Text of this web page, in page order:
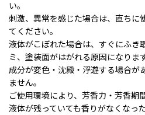
い。
刺激、異常を感じた場合は、直ちに
てください。
液体がこぼれた場合は、すぐにふき
ミ、塗装面がはがれる原因になります
成分が変色・沈殿・浮遊する場合が
ません。
ご使用環境により、芳香力・芳香期
液体が残っていても香りがなくなっ